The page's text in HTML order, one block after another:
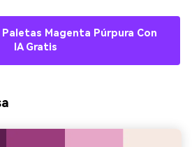
Paletas Magenta Púrpura Con
IA Gratis